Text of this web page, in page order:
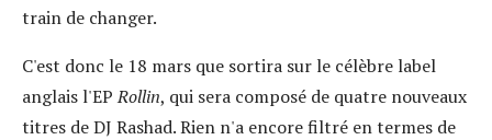
train de changer.
C'est donc le 18 mars que sortira sur le célèbre label
anglais l'EPRollin, qui sera composé de quatre nouveaux
titres de DJ Rashad. Rien n'a encore filtré en termes de